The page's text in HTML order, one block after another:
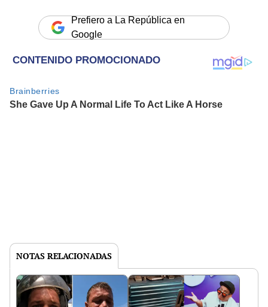
Prefiero a La República en
Google
NOTAS RELACIONADAS